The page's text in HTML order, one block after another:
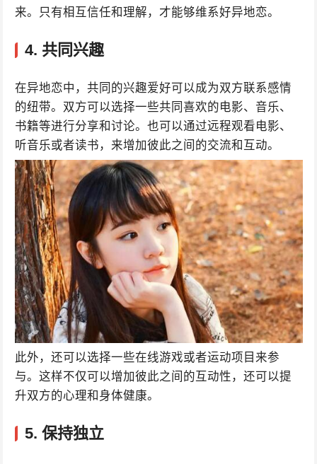
来。只有相互信任和理解，才能够维系好异地恋。
4. 共同兴趣
在异地恋中，共同的兴趣爱好可以成为双方联系感情
的纽带。双方可以选择一些共同喜欢的电影、音乐、
书籍等进行分享和讨论。也可以通过远程观看电影、
听音乐或者读书，来增加彼此之间的交流和互动。
此外，还可以选择一些在线游戏或者运动项目来参
与。这样不仅可以增加彼此之间的互动性，还可以提
升双方的心理和身体健康。
5. 保持独立